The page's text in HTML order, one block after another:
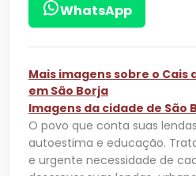
WhatsApp
Mais imagens sobre o Cais
em São Borja
Imagens da cidade de São
O povo que conta suas
autoestima e educação.
e urgente necessidade de